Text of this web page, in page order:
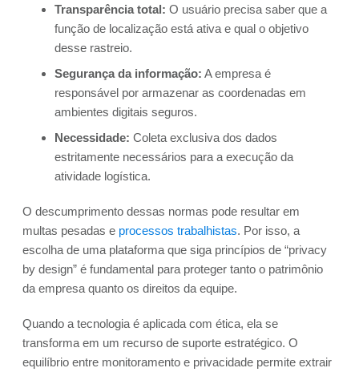
Transparência total: O usuário precisa saber que a
função de localização está ativa e qual o objetivo
desse rastreio.
Segurança da informação: A empresa é
responsável por armazenar as coordenadas em
ambientes digitais seguros.
Necessidade: Coleta exclusiva dos dados
estritamente necessários para a execução da
atividade logística.
O descumprimento dessas normas pode resultar em
multas pesadas e processos trabalhistas. Por isso, a
escolha de uma plataforma que siga princípios de “privacy
by design” é fundamental para proteger tanto o patrimônio
da empresa quanto os direitos da equipe.
Quando a tecnologia é aplicada com ética, ela se
transforma em um recurso de suporte estratégico. O
equilíbrio entre monitoramento e privacidade permite extrair